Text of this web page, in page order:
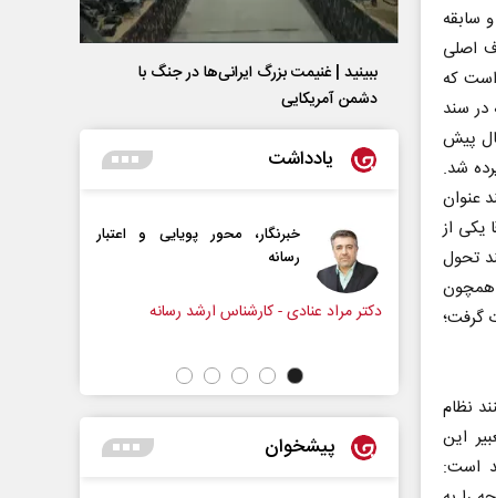
سابقه
اصلی
که
در سند
پرورش اشاره شد؛ سندی که آذرماه ۱۳۹۰ یعنی بیش از ۱۰ سال پیش
شد.
عنوان
اتفاقا یکی از
تحول
همچون
گرفت؛
نظام
این
است:
ببینید | غنیمت بزرگ ایرانی‌ها در جنگ با
دشمن آمریکایی
یادداشت
و
سیاسی
خبرنگار، محور پویایی و اعتبار
رسانه
دکتر مراد عنادی - کارشناس ارشد رسانه
پیشخوان